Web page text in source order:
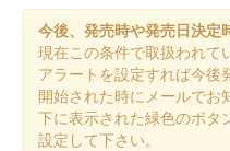
今後、発売時や発売日決定
現在この条件で取扱われて
アラートを設定すれば今後
開始された時にメールでお
下に表示された緑色のボタ
設定して下さい。